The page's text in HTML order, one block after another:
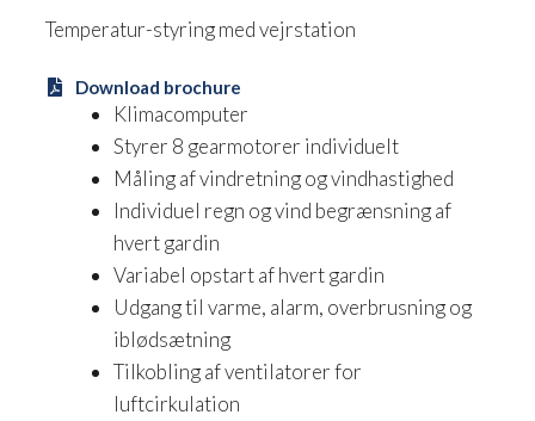
Temperatur-styring med vejrstation
Download brochure
Klimacomputer
Styrer 8 gearmotorer individuelt
Måling af vindretning og vindhastighed
Individuel regn og vind begrænsning af
hvert gardin
Variabel opstart af hvert gardin
Udgang til varme, alarm, overbrusning og
iblødsætning
Tilkobling af ventilatorer for
luftcirkulation